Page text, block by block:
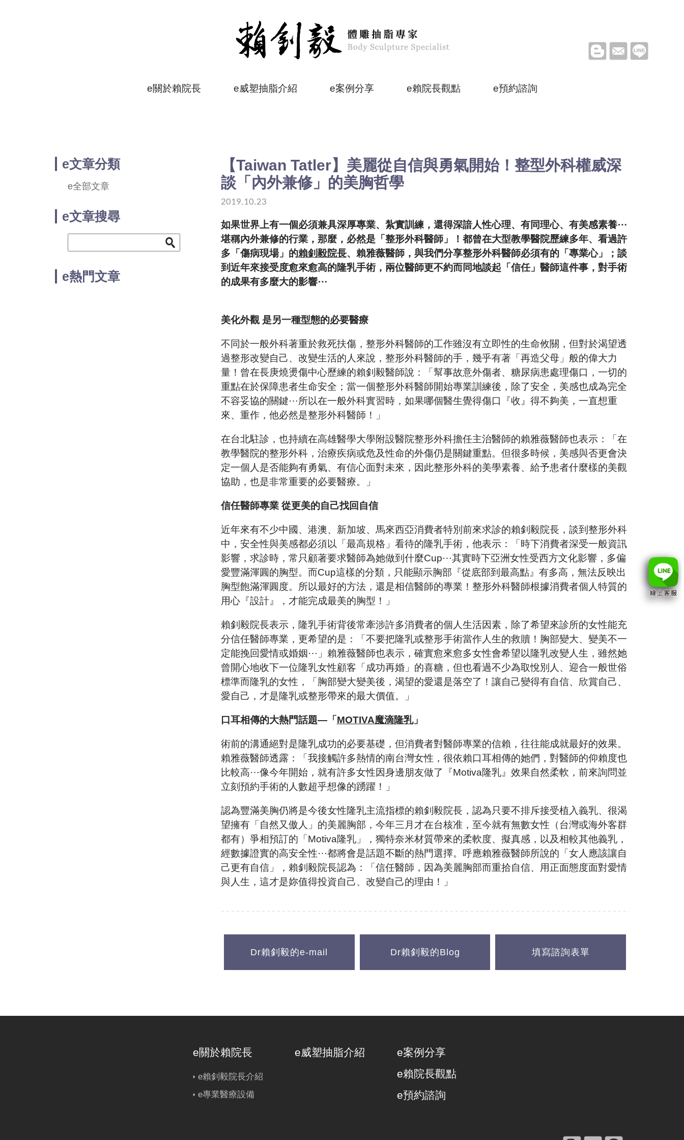
e關於賴院長
e賴釗毅院長介紹 e專業醫療設備
e威塑抽脂介紹 e案例分享 e賴院長觀點 e預約諮詢
【Taiwan Tatler】美麗從自信與勇氣開始！整型外科權威深
談「內外兼修」的美胸哲學
2019.10.23
如果世界上有一個必須兼具深厚專業、紮實訓練，還得深諳人性心理、有同理心、有美感素養⋯
堪稱內外兼修的行業，那麼，必然是「整形外科醫師」！都曾在大型教學醫院歷練多年、看過許
多「傷病現場」的賴釗毅院長、賴雅薇醫師，與我們分享整形外科醫師必須有的「專業心」；談
到近年來接受度愈來愈高的隆乳手術，兩位醫師更不約而同地談起「信任」醫師這件事，對手術
的成果有多麼大的影響⋯
美化外觀 是另一種型態的必要醫療
不同於一般外科著重於救死扶傷，整形外科醫師的工作雖沒有立即性的生命攸關，但對於渴望透
過整形改變自己、改變生活的人來說，整形外科醫師的手，幾乎有著「再造父母」般的偉大力
量！曾在長庚燒燙傷中心歷練的賴釗毅醫師說：「幫事故意外傷者、糖尿病患處理傷口，一切的
重點在於保障患者生命安全；當一個整形外科醫師開始專業訓練後，除了安全，美感也成為完全
不容妥協的關鍵⋯所以在一般外科實習時，如果哪個醫生覺得傷口『收』得不夠美，一直想重
來、重作，他必然是整形外科醫師！」
在台北駐診，也持續在高雄醫學大學附設醫院整形外科擔任主治醫師的賴雅薇醫師也表示：「在
教學醫院的整形外科，治療疾病或危及性命的外傷仍是關鍵重點。但很多時候，美感與否更會決
定一個人是否能夠有勇氣、有信心面對未來，因此整形外科的美學素養、給予患者什麼樣的美觀
協助，也是非常重要的必要醫療。」
信任醫師專業 從更美的自己找回自信
近年來有不少中國、港澳、新加坡、馬來西亞消費者特別前來求診的賴釗毅院長，談到整形外科
中，安全性與美感都必須以「最高規格」看待的隆乳手術，他表示：「時下消費者深受一般資訊
影響，求診時，常只顧著要求醫師為她做到什麼Cup⋯其實時下亞洲女性受西方文化影響，多偏
愛豐滿渾圓的胸型。而Cup這樣的分類，只能顯示胸部『從底部到最高點』有多高，無法反映出
胸型飽滿渾圓度。所以最好的方法，還是相信醫師的專業！整形外科醫師根據消費者個人特質的
用心『設計』，才能完成最美的胸型！」
賴釗毅院長表示，隆乳手術背後常牽涉許多消費者的個人生活因素，除了希望來診所的女性能充
分信任醫師專業，更希望的是：「不要把隆乳或整形手術當作人生的救贖！胸部變大、變美不一
定能挽回愛情或婚姻⋯」賴雅薇醫師也表示，確實愈來愈多女性會希望以隆乳改變人生，雖然她
曾開心地收下一位隆乳女性顧客「成功再婚」的喜糖，但也看過不少為取悅別人、迎合一般世俗
標準而隆乳的女性，「胸部變大變美後，渴望的愛還是落空了！讓自己變得有自信、欣賞自己、
愛自己，才是隆乳或整形帶來的最大價值。」
口耳相傳的大熱門話題—「MOTIVA魔滴隆乳」
術前的溝通絕對是隆乳成功的必要基礎，但消費者對醫師專業的信賴，往往能成就最好的效果。
賴雅薇醫師透露：「我接觸許多熱情的南台灣女性，很依賴口耳相傳的她們，對醫師的仰賴度也
比較高⋯像今年開始，就有許多女性因身邊朋友做了『Motiva隆乳』效果自然柔軟，前來詢問並
立刻預約手術的人數超乎想像的踴躍！」
認為豐滿美胸仍將是今後女性隆乳主流指標的賴釗毅院長，認為只要不排斥接受植入義乳、很渴
望擁有「自然又傲人」的美麗胸部，今年三月才在台核准，至今就有無數女性（台灣或海外客群
都有）爭相預訂的「Motiva隆乳」，獨特奈米材質帶來的柔軟度、擬真感，以及相較其他義乳，
經數據證實的高安全性⋯都將會是話題不斷的熱門選擇。呼應賴雅薇醫師所說的「女人應該讓自
己更有自信」，賴釗毅院長認為：「信任醫師，因為美麗胸部而重拾自信、用正面態度面對愛情
與人生，這才是妳值得投資自己、改變自己的理由！」
Dr賴釗毅的e-mail Dr賴釗毅的Blog 填寫諮詢表單
e文章分類
e全部文章
e文章搜尋
e熱門文章
e關於賴院長
e賴釗毅院長介紹
e專業醫療設備
e威塑抽脂介紹
e案例分享
e賴院長觀點
e預約諮詢